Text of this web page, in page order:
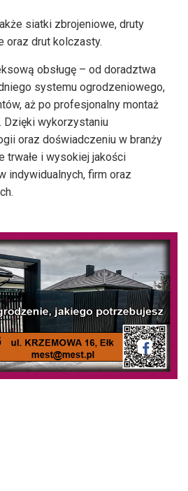
siatki zbrojeniowe, druty
oraz drut kolczasty.
obsługę – od doradztwa
systemu ogrodzeniowego,
aż po profesjonalny montaż
Dzięki wykorzystaniu
oraz doświadczeniu w branży
trwałe i wysokiej jakości
indywidualnych, firm oraz